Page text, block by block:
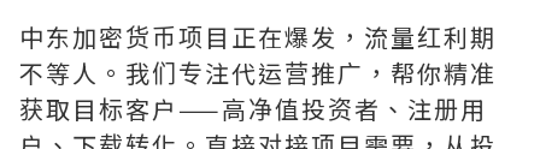
中东加密货币项目正在爆发，流量红利期
不等人。我们专注代运营推广，帮你精准
获取目标客户——高净值投资者、注册用